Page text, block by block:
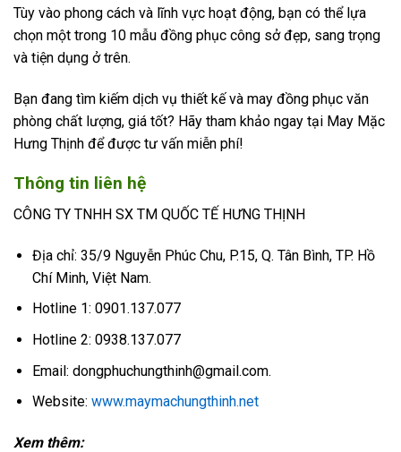
Tùy vào phong cách và lĩnh vực hoạt động, bạn có thể lựa
chọn một trong 10 mẫu đồng phục công sở đẹp, sang trọng
và tiện dụng ở trên.
Bạn đang tìm kiếm dịch vụ thiết kế và may đồng phục văn
phòng chất lượng, giá tốt? Hãy tham khảo ngay tại May Mặc
Hưng Thịnh để được tư vấn miễn phí!
Thông tin liên hệ
CÔNG TY TNHH SX TM QUỐC TẾ HƯNG THỊNH
Địa chỉ: 35/9 Nguyễn Phúc Chu, P.15, Q. Tân Bình, TP. Hồ
Chí Minh, Việt Nam.
Hotline 1: 0901.137.077
Hotline 2: 0938.137.077
Email: dongphuchungthinh@gmail.com.
Website: www.maymachungthinh.net
Xem thêm: